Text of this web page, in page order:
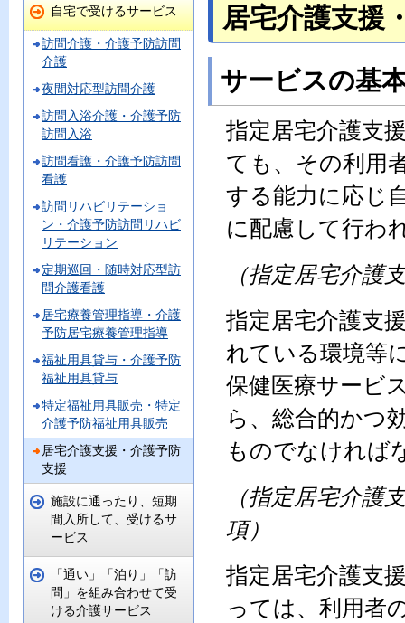
居宅介護支援
サービスの基
指定居宅介護支
ても、その利用
する能力に応じ
に配慮して行わ
（指定居宅介護
指定居宅介護支
れている環境等
保健医療サービ
ら、総合的かつ
ものでなければ
（指定居宅介護
項）
指定居宅介護支
っては、利用者
自宅で受けるサービス
訪問介護・介護予防訪問
介護
夜間対応型訪問介護
訪問入浴介護・介護予防
訪問入浴
訪問看護・介護予防訪問
看護
訪問リハビリテーショ
ン・介護予防訪問リハビ
リテーション
定期巡回・随時対応型訪
問介護看護
居宅療養管理指導・介護
予防居宅療養管理指導
福祉用具貸与・介護予防
福祉用具貸与
特定福祉用具販売・特定
介護予防福祉用具販売
居宅介護支援・介護予防
支援
施設に通ったり、短期
間入所して、受けるサ
ービス
「通い」「泊り」「訪
問」を組み合わせて受
ける介護サービス